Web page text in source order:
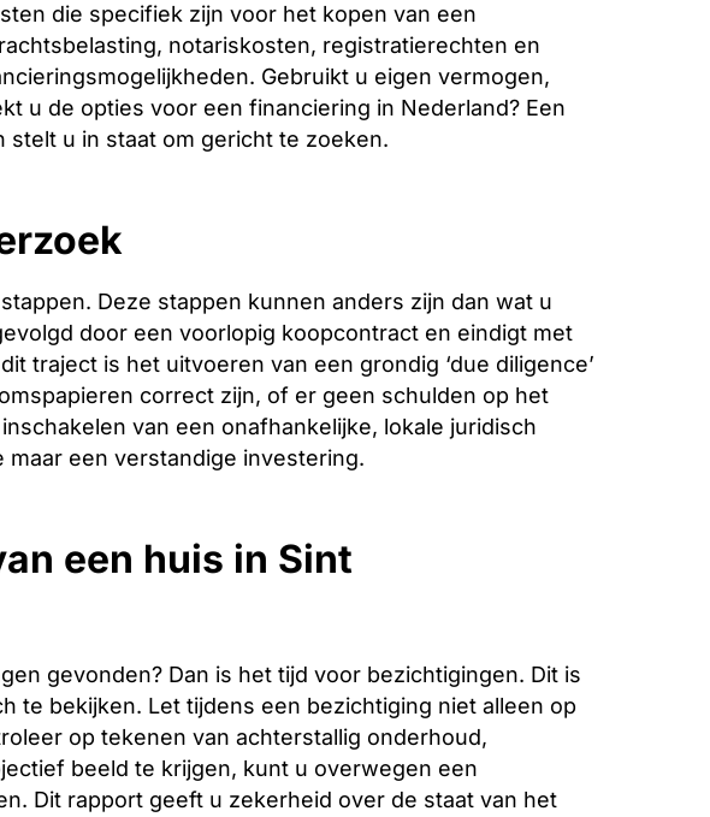
die specifiek zijn voor het kopen van een
notariskosten, registratierechten en
Gebruikt u eigen vermogen,
u de opties voor een financiering in Nederland? Een
u in staat om gericht te zoeken.
Deze stappen kunnen anders zijn dan wat u
door een voorlopig koopcontract en eindigt met
traject is het uitvoeren van een grondig ‘due diligence’
correct zijn, of er geen schulden op het
van een onafhankelijke, lokale juridisch
een verstandige investering.
een huis in Sint
gevonden? Dan is het tijd voor bezichtigingen. Dit is
te bekijken. Let tijdens een bezichtiging niet alleen op
op tekenen van achterstallig onderhoud,
beeld te krijgen, kunt u overwegen een
Dit rapport geeft u zekerheid over de staat van het